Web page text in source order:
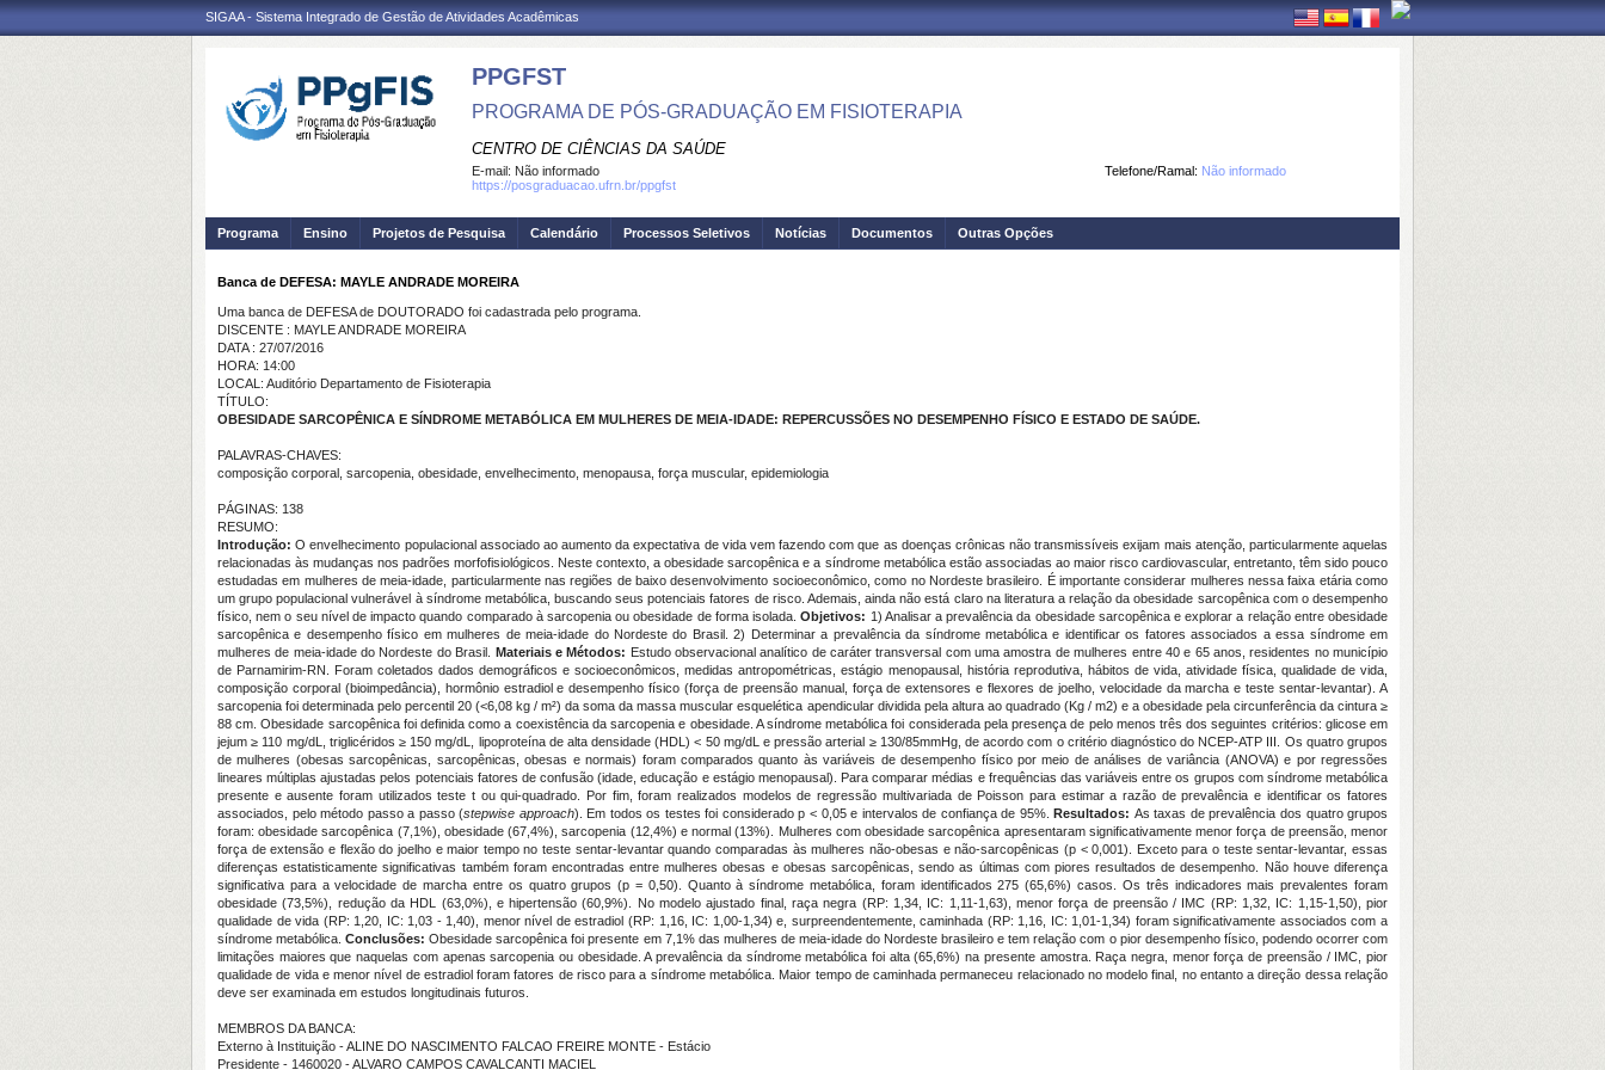
SIGAA - Sistema Integrado de Gestão de Atividades Acadêmicas
PPGFST
PROGRAMA DE PÓS-GRADUAÇÃO EM FISIOTERAPIA
CENTRO DE CIÊNCIAS DA SAÚDE
Telefone/Ramal: Não informado
E-mail: Não informado
https://posgraduacao.ufrn.br/ppgfst
Programa Ensino Projetos de Pesquisa Calendário Processos Seletivos Notícias Documentos Outras Opções
Banca de DEFESA: MAYLE ANDRADE MOREIRA
Uma banca de DEFESA de DOUTORADO foi cadastrada pelo programa.
DISCENTE : MAYLE ANDRADE MOREIRA
DATA : 27/07/2016
HORA: 14:00
LOCAL: Auditório Departamento de Fisioterapia
TÍTULO:
OBESIDADE SARCOPÊNICA E SÍNDROME METABÓLICA EM MULHERES DE MEIA-IDADE: REPERCUSSÕES NO DESEMPENHO FÍSICO E ESTADO DE SAÚDE.
PALAVRAS-CHAVES:
composição corporal, sarcopenia, obesidade, envelhecimento, menopausa, força muscular, epidemiologia
PÁGINAS: 138
RESUMO:
Introdução:O envelhecimento populacional associado ao aumento da expectativa de vida vem fazendo com que as doenças crônicas não transmissíveis exijam mais atenção, particularmente aquelas
relacionadas às mudanças nos padrões morfofisiológicos. Neste contexto, a obesidade sarcopênica e a síndrome metabólica estão associadas ao maior risco cardiovascular, entretanto, têm sido pouco
estudadas em mulheres de meia-idade, particularmente nas regiões de baixo desenvolvimento socioeconômico, como no Nordeste brasileiro. É importante considerar mulheres nessa faixa etária como
um grupo populacional vulnerável à síndrome metabólica, buscando seus potenciais fatores de risco. Ademais, ainda não está claro na literatura a relação da obesidade sarcopênica com o desempenho
físico, nem o seu nível de impacto quando comparado à sarcopenia ou obesidade de forma isolada.Objetivos: 1) Analisar a prevalência da obesidade sarcopênica e explorar a relação entre obesidade
sarcopênica e desempenho físico em mulheres de meia-idade do Nordeste do Brasil. 2) Determinar a prevalência da síndrome metabólica e identificar os fatores associados a essa síndrome em
mulheres de meia-idade do Nordeste do Brasil. Materiais e Métodos: Estudo observacional analítico de caráter transversal com uma amostra de mulheres entre 40 e 65 anos, residentes no município
de Parnamirim-RN. Foram coletados dados demográficos e socioeconômicos, medidas antropométricas, estágio menopausal, história reprodutiva, hábitos de vida, atividade física, qualidade de vida,
composição corporal (bioimpedância), hormônio estradiol e desempenho físico (força de preensão manual, força de extensores e flexores de joelho, velocidade da marcha e teste sentar-levantar). A
sarcopenia foi determinada pelo percentil 20 (<6,08 kg / m²) da soma da massa muscular esquelética apendicular dividida pela altura ao quadrado (Kg / m2) e a obesidade pela circunferência da cintura ≥
88 cm. Obesidade sarcopênica foi definida como a coexistência da sarcopenia e obesidade. A síndrome metabólica foi considerada pela presença de pelo menos três dos seguintes critérios: glicose em
jejum ≥ 110 mg/dL, triglicéridos ≥ 150 mg/dL, lipoproteína de alta densidade (HDL) < 50 mg/dL e pressão arterial ≥ 130/85mmHg, de acordo com o critério diagnóstico do NCEP-ATP III. Os quatro grupos
de mulheres (obesas sarcopênicas, sarcopênicas, obesas e normais) foram comparados quanto às variáveis de desempenho físico por meio de análises de variância (ANOVA) e por regressões
lineares múltiplas ajustadas pelos potenciais fatores de confusão (idade, educação e estágio menopausal). Para comparar médias e frequências das variáveis entre os grupos com síndrome metabólica
presente e ausente foram utilizados teste t ou qui-quadrado. Por fim, foram realizados modelos de regressão multivariada de Poisson para estimar a razão de prevalência e identificar os fatores
associados, pelo método passo a passo (stepwise approach). Em todos os testes foi considerado p < 0,05 e intervalos de confiança de 95%.Resultados: As taxas de prevalência dos quatro grupos
foram: obesidade sarcopênica (7,1%), obesidade (67,4%), sarcopenia (12,4%) e normal (13%). Mulheres com obesidade sarcopênica apresentaram significativamente menor força de preensão, menor
força de extensão e flexão do joelho e maior tempo no teste sentar-levantar quando comparadas às mulheres não-obesas e não-sarcopênicas (p < 0,001). Exceto para o teste sentar-levantar, essas
diferenças estatisticamente significativas também foram encontradas entre mulheres obesas e obesas sarcopênicas, sendo as últimas com piores resultados de desempenho. Não houve diferença
significativa para a velocidade de marcha entre os quatro grupos (p = 0,50). Quanto à síndrome metabólica, foram identificados 275 (65,6%) casos. Os três indicadores mais prevalentes foram
obesidade (73,5%), redução da HDL (63,0%), e hipertensão (60,9%). No modelo ajustado final, raça negra (RP: 1,34, IC: 1,11-1,63), menor força de preensão / IMC (RP: 1,32, IC: 1,15-1,50), pior
qualidade de vida (RP: 1,20, IC: 1,03 - 1,40), menor nível de estradiol (RP: 1,16, IC: 1,00-1,34) e, surpreendentemente, caminhada (RP: 1,16, IC: 1,01-1,34) foram significativamente associados com a
síndrome metabólica.Conclusões:Obesidade sarcopênica foi presente em 7,1% das mulheres de meia-idade do Nordeste brasileiro e tem relação com o pior desempenho físico, podendo ocorrer com
limitações maiores que naquelas com apenas sarcopenia ou obesidade. A prevalência da síndrome metabólica foi alta (65,6%) na presente amostra. Raça negra, menor força de preensão / IMC, pior
qualidade de vida e menor nível de estradiol foram fatores de risco para a síndrome metabólica. Maior tempo de caminhada permaneceu relacionado no modelo final, no entanto a direção dessa relação
deve ser examinada em estudos longitudinais futuros.
MEMBROS DA BANCA:
Externo à Instituição - ALINE DO NASCIMENTO FALCAO FREIRE MONTE - Estácio
Presidente - 1460020 - ALVARO CAMPOS CAVALCANTI MACIEL